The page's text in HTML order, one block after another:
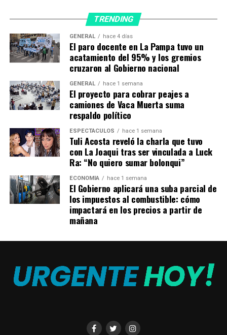
Ziliotto convocó a Sesiones Extraordinarias en
Diputados
Crimen de Lucio: Comenzó la quinta semana y ya
pasaron 50 testigos
TRENDING
GENERAL hace 4 días
El paro docente en La Pampa tuvo un
acatamiento del 95% y los gremios
cruzaron al Gobierno nacional
GENERAL hace 1 semana
El proyecto para cobrar peajes a
camiones de Vaca Muerta suma
respaldo político
ESPECTÁCULOS hace 1 semana
Tuli Acosta reveló la charla que tuvo
con La Joaqui tras ser vinculada a Luck
Ra: “No quiero sumar bolonqui”
ECONOMÍA hace 1 semana
El Gobierno aplicará una suba parcial de
los impuestos al combustible: cómo
impactará en los precios a partir de
mañana